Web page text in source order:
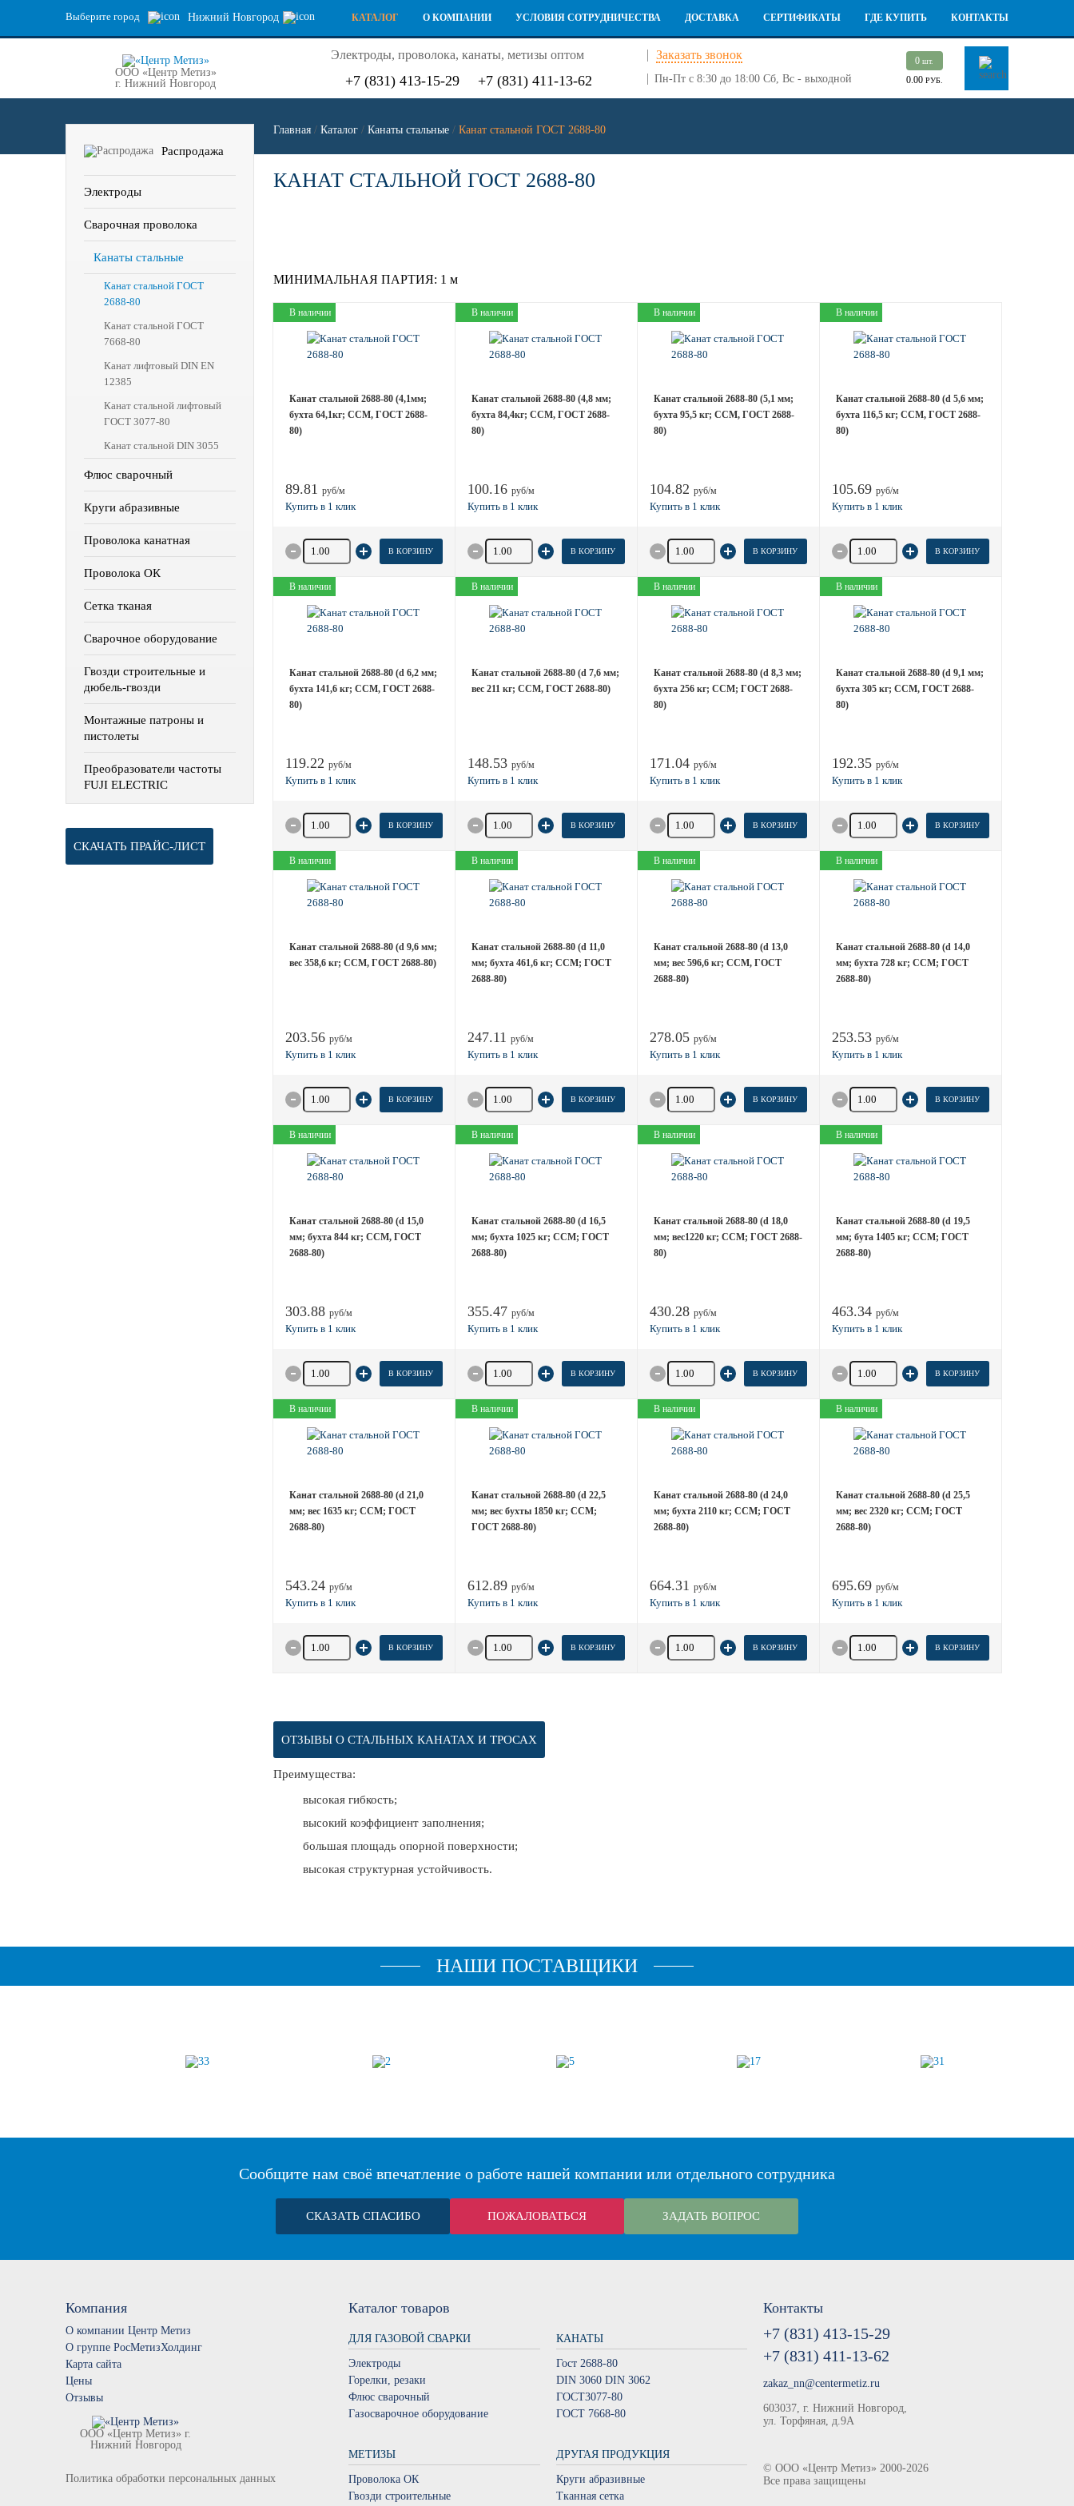
Выберите город Нижний Новгород КАТАЛОГ О КОМПАНИИ УСЛОВИЯ СОТРУДНИЧЕСТВА ДОСТАВКА СЕРТИФИКАТЫ ГДЕ КУПИТЬ КОНТАКТЫ
ООО «Центр Метиз»
г. Нижний Новгород
Электроды, проволока, канаты, метизы оптом Заказать звонок
+7 (831) 413-15-29 +7 (831) 411-13-62 Пн-Пт с 8:30 до 18:00 Сб, Вс - выходной
0шт.
0.00 РУБ.
Распродажа
Электроды
Сварочная проволока
Канаты стальные
Канат стальной ГОСТ
2688-80
Канат стальной ГОСТ
7668-80
Канат лифтовый DIN EN
12385
Канат стальной лифтовый
ГОСТ 3077-80
Канат стальной DIN 3055
Флюс сварочный
Круги абразивные
Проволока канатная
Проволока ОК
Сетка тканая
Сварочное оборудование
Гвозди строительные и
дюбель-гвозди
Монтажные патроны и
пистолеты
Преобразователи частоты
FUJI ELECTRIC
СКАЧАТЬ ПРАЙС-ЛИСТ
Главная / Каталог / Канаты стальные / Канат стальной ГОСТ 2688-80
КАНАТ СТАЛЬНОЙ ГОСТ 2688-80
МИНИМАЛЬНАЯ ПАРТИЯ: 1 м
В наличии
Канат стальной 2688-80 (4,1мм;
бухта 64,1кг; ССМ, ГОСТ 2688-
80)
89.81 руб/м
Количество товара В КОРЗИНУ
В наличии
Канат стальной 2688-80 (4,8 мм;
бухта 84,4кг; ССМ, ГОСТ 2688-
80)
100.16 руб/м
Количество товара В КОРЗИНУ
В наличии
Канат стальной 2688-80 (5,1 мм;
бухта 95,5 кг; ССМ, ГОСТ 2688-
80)
104.82 руб/м
Количество товара В КОРЗИНУ
В наличии
Канат стальной 2688-80 (d 5,6 мм;
бухта 116,5 кг; ССМ, ГОСТ 2688-
80)
105.69 руб/м
Количество товара В КОРЗИНУ
В наличии
Канат стальной 2688-80 (d 6,2 мм;
бухта 141,6 кг; ССМ, ГОСТ 2688-
80)
119.22 руб/м
Количество товара В КОРЗИНУ
В наличии
Канат стальной 2688-80 (d 7,6 мм;
вес 211 кг; ССМ, ГОСТ 2688-80)
148.53 руб/м
Количество товара В КОРЗИНУ
В наличии
Канат стальной 2688-80 (d 8,3 мм;
бухта 256 кг; ССМ; ГОСТ 2688-
80)
171.04 руб/м
Количество товара В КОРЗИНУ
В наличии
Канат стальной 2688-80 (d 9,1 мм;
бухта 305 кг; ССМ, ГОСТ 2688-
80)
192.35 руб/м
Количество товара В КОРЗИНУ
В наличии
Канат стальной 2688-80 (d 9,6 мм;
вес 358,6 кг; ССМ, ГОСТ 2688-80)
203.56 руб/м
Количество товара В КОРЗИНУ
В наличии
Канат стальной 2688-80 (d 11,0
мм; бухта 461,6 кг; ССМ; ГОСТ
2688-80)
247.11 руб/м
Количество товара В КОРЗИНУ
В наличии
Канат стальной 2688-80 (d 13,0
мм; вес 596,6 кг; ССМ, ГОСТ
2688-80)
278.05 руб/м
Количество товара В КОРЗИНУ
В наличии
Канат стальной 2688-80 (d 14,0
мм; бухта 728 кг; ССМ; ГОСТ
2688-80)
253.53 руб/м
Количество товара В КОРЗИНУ
В наличии
Канат стальной 2688-80 (d 15,0
мм; бухта 844 кг; ССМ, ГОСТ
2688-80)
303.88 руб/м
Количество товара В КОРЗИНУ
В наличии
Канат стальной 2688-80 (d 16,5
мм; бухта 1025 кг; ССМ; ГОСТ
2688-80)
355.47 руб/м
Количество товара В КОРЗИНУ
В наличии
Канат стальной 2688-80 (d 18,0
мм; вес1220 кг; ССМ; ГОСТ 2688-
80)
430.28 руб/м
Количество товара В КОРЗИНУ
В наличии
Канат стальной 2688-80 (d 19,5
мм; бута 1405 кг; ССМ; ГОСТ
2688-80)
463.34 руб/м
Количество товара В КОРЗИНУ
В наличии
Канат стальной 2688-80 (d 21,0
мм; вес 1635 кг; ССМ; ГОСТ
2688-80)
543.24 руб/м
Количество товара В КОРЗИНУ
В наличии
Канат стальной 2688-80 (d 22,5
мм; вес бухты 1850 кг; ССМ;
ГОСТ 2688-80)
612.89 руб/м
Количество товара В КОРЗИНУ
В наличии
Канат стальной 2688-80 (d 24,0
мм; бухта 2110 кг; ССМ; ГОСТ
2688-80)
664.31 руб/м
Количество товара В КОРЗИНУ
В наличии
Канат стальной 2688-80 (d 25,5
мм; вес 2320 кг; ССМ; ГОСТ
2688-80)
695.69 руб/м
Количество товара В КОРЗИНУ
ОТЗЫВЫ О СТАЛЬНЫХ КАНАТАХ И ТРОСАХ
Преимущества:
высокая гибкость;
высокий коэффициент заполнения;
большая площадь опорной поверхности;
высокая структурная устойчивость.
НАШИ ПОСТАВЩИКИ
Сообщите нам своё впечатление о работе нашей компании или отдельного сотрудника
СКАЗАТЬ СПАСИБО ПОЖАЛОВАТЬСЯ ЗАДАТЬ ВОПРОС
Компания
О компании Центр Метиз
О группе РосМетизХолдинг
Карта сайта
Цены
Отзывы
ООО «Центр Метиз» г.
Нижний Новгород
Политика обработки персональных данных
Каталог товаров
ДЛЯ ГАЗОВОЙ СВАРКИ
Электроды
Горелки, резаки
Флюс сварочный
Газосварочное оборудование
КАНАТЫ
Гост 2688-80
DIN 3060 DIN 3062
ГОСТ3077-80
ГОСТ 7668-80
МЕТИЗЫ
Проволока ОК
Гвозди строительные
ДРУГАЯ ПРОДУКЦИЯ
Круги абразивные
Тканная сетка
Контакты
+7 (831) 413-15-29
+7 (831) 411-13-62
zakaz_nn@centermetiz.ru
603037, г. Нижний Новгород,
ул. Торфяная, д.9А
©ООО «Центр Метиз» 2000-2026
Все права защищены